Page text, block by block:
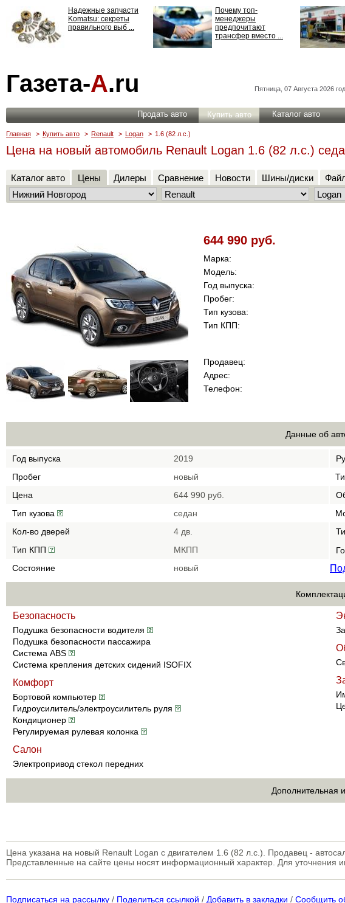
Надежные запчасти
Komatsu: секреты
правильного выб ...
Почему топ-
менеджеры
предпочитают
трансфер вместо ...
ответственности: все,
что нужно знать ...
Газета-А.ru Пятница, 07 Августа 2026
Продать авто Купить авто Каталог авто
Главная > Купить авто > Renault > Logan > 1.6 (82 л.с.)
Цена на новый автомобиль Renault Logan 1.6 (82 л.с.)
Каталог авто Цены Дилеры Сравнение Новости Шины/диски
644 990 руб.
Марка:
Модель:
Год выпуска:
Пробег:
Тип кузова:
Тип КПП:
Продавец:
Адрес:
Телефон:
Данные об
Год выпуска 2019
Пробег
новый
Цена
644 990 руб.
Тип кузова
cедан
Кол-во дверей
4 дв.
Тип КПП
МКПП
Состояние
новый
Безопасность
Подушка безопасности водителя
Подушка безопасности пассажира
Система ABS
Система крепления детских сидений ISOFIX
Комфорт
Бортовой компьютер
Гидроусилитель/электроусилитель руля
Кондиционер
Регулируемая рулевая колонка
Салон
Электропривод стекол передних
Дополнительная
Цена указана на новый Renault Logan с двигателем 1.6 (82 л.с.). Продавец -
Представленные на сайте цены носят информационный характер. Для
Подписаться на рассылку / Поделиться ссылкой / Добавить в закладки / Сообщить